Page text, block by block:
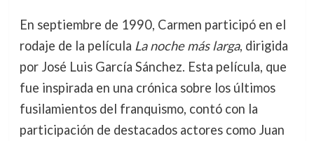
En septiembre de 1990, Carmen participó en el
rodaje de la película La noche más larga, dirigida
por José Luis García Sánchez. Esta película, que
fue inspirada en una crónica sobre los últimos
fusilamientos del franquismo, contó con la
participación de destacados actores como Juan